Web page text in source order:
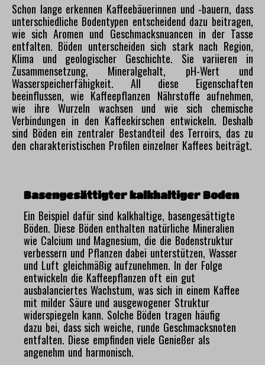
Schon lange erkennen Kaffeebäuerinnen und -bauern, dass
unterschiedliche Bodentypen entscheidend dazu beitragen,
wie sich Aromen und Geschmacksnuancen in der Tasse
entfalten. Böden unterscheiden sich stark nach Region,
Klima und geologischer Geschichte. Sie variieren in
Zusammensetzung, Mineralgehalt, pH-Wert und
Wasserspeicherfähigkeit. All diese Eigenschaften
beeinflussen, wie Kaffeepflanzen Nährstoffe aufnehmen,
wie ihre Wurzeln wachsen und wie sich chemische
Verbindungen in den Kaffeekirschen entwickeln. Deshalb
sind Böden ein zentraler Bestandteil des Terroirs, das zu
den charakteristischen Profilen einzelner Kaffees beiträgt.
Basengesättigter kalkhaltiger Boden
Ein Beispiel dafür sind kalkhaltige, basengesättigte
Böden. Diese Böden enthalten natürliche Mineralien
wie Calcium und Magnesium, die die Bodenstruktur
verbessern und Pflanzen dabei unterstützen, Wasser
und Luft gleichmäßig aufzunehmen. In der Folge
entwickeln die Kaffeepflanzen oft ein gut
ausbalanciertes Wachstum, was sich in einem Kaffee
mit milder Säure und ausgewogener Struktur
widerspiegeln kann. Solche Böden tragen häufig
dazu bei, dass sich weiche, runde Geschmacksnoten
entfalten. Diese empfinden viele Genießer als
angenehm und harmonisch.